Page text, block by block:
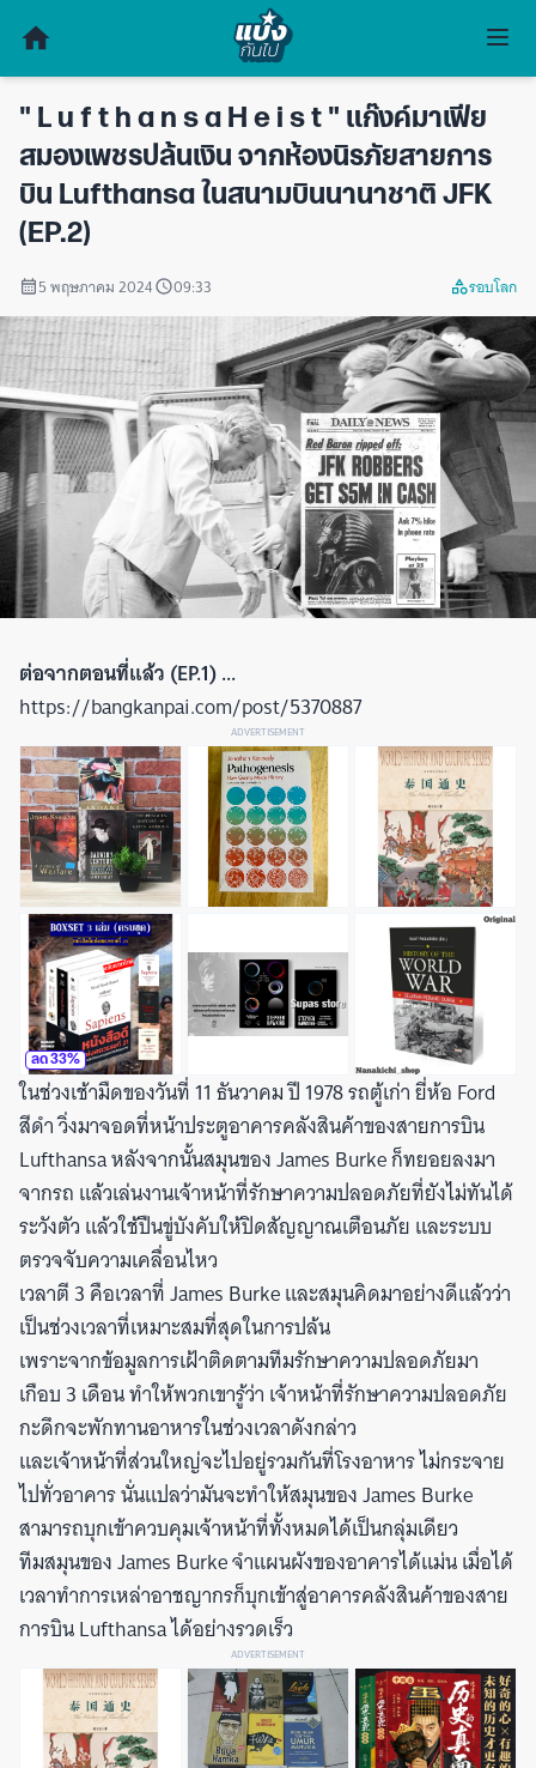
" L u f t h a n s a H e i s t " แก๊งค์มาเฟีย
สมองเพชรปล้นเงิน จากห้องนิรภัยสายการ
บิน Lufthansa ในสนามบินนานาชาติ JFK
(EP.2)
5 พฤษภาคม 2024 09:33 รอบโลก
ต่อจากตอนที่แล้ว (EP.1) ...
https://bangkanpai.com/post/5370887
ADVERTISEMENT
ลด33%
ในช่วงเช้ามืดของวันที่ 11 ธันวาคม ปี 1978 รถตู้เก่า ยี่ห้อ Ford
สีดำ วิ่งมาจอดที่หน้าประตูอาคารคลังสินค้าของสายการบิน
Lufthansa หลังจากนั้นสมุนของ James Burke ก็ทยอยลงมา
จากรถ แล้วเล่นงานเจ้าหน้าที่รักษาความปลอดภัยที่ยังไม่ทันได้
ระวังตัว แล้วใช้ปืนขู่บังคับให้ปิดสัญญาณเตือนภัย และระบบ
ตรวจจับความเคลื่อนไหว
เวลาตี 3 คือเวลาที่ James Burke และสมุนคิดมาอย่างดีแล้วว่า
เป็นช่วงเวลาที่เหมาะสมที่สุดในการปล้น
เพราะจากข้อมูลการเฝ้าติดตามทีมรักษาความปลอดภัยมา
เกือบ 3 เดือน ทำให้พวกเขารู้ว่า เจ้าหน้าที่รักษาความปลอดภัย
กะดึกจะพักทานอาหารในช่วงเวลาดังกล่าว
และเจ้าหน้าที่ส่วนใหญ่จะไปอยู่รวมกันที่โรงอาหาร ไม่กระจาย
ไปทั่วอาคาร นั่นแปลว่ามันจะทำให้สมุนของ James Burke
สามารถบุกเข้าควบคุมเจ้าหน้าที่ทั้งหมดได้เป็นกลุ่มเดียว
ทีมสมุนของ James Burke จำแผนผังของอาคารได้แม่น เมื่อได้
เวลาทำการเหล่าอาชญากรก็บุกเข้าสู่อาคารคลังสินค้าของสาย
การบิน Lufthansa ได้อย่างรวดเร็ว
ADVERTISEMENT